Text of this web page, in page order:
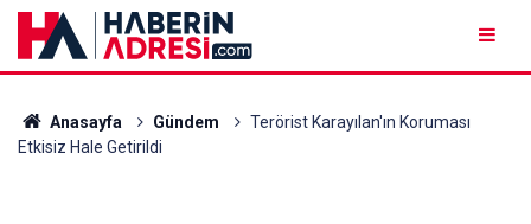
Anasayfa Gündem
Terörist Karayılan'ın Koruması
Etkisiz Hale Getirildi